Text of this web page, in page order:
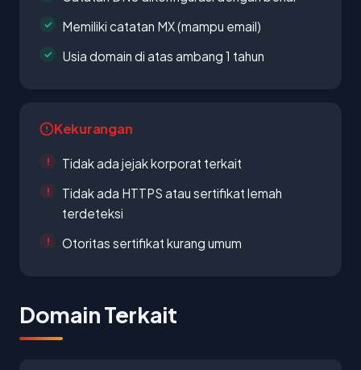
Memiliki catatan MX (mampu email)
Usia domain di atas ambang 1 tahun
Kekurangan
Tidak ada jejak korporat terkait
Tidak ada HTTPS atau sertifikat lemah
terdeteksi
Otoritas sertifikat kurang umum
Domain Terkait